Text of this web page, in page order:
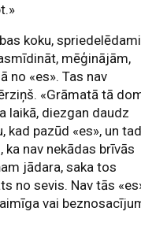
koku, spriedelēdami
mēģinājām,
no «es». Tas nav
«Grāmatā tā
laikā, diezgan daudz
kad pazūd «es», un
nav nekādas brīvās
jādara, saka tos
no sevis. Nav tās
vai